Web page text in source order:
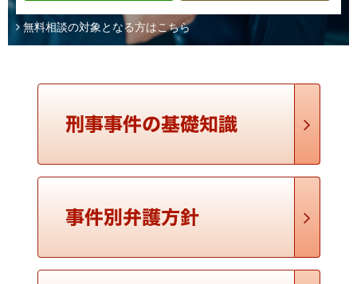
で私的な委任契約を締結することにより選任します。選任する
時期に制限はなく、逮捕前であっても選任できます。費用は弁
護士により異なります。 国選弁護人は、資力のない者 …
通常、被疑者の身柄は勾留後であっても引き続き警察署の留置
施設で拘束されます。そして、警察官や検察官の取調べや、実
は、原則として10日間の勾留期間の満了前に、捜査の …
勾留されている間、家族や弁護人とはどのように面
弁護人以外の者については、裁判官の接見禁止命令によって、
面会や差し入れが禁止される場合があります。 禁止されていな
無料相談の対象となる方はこちら